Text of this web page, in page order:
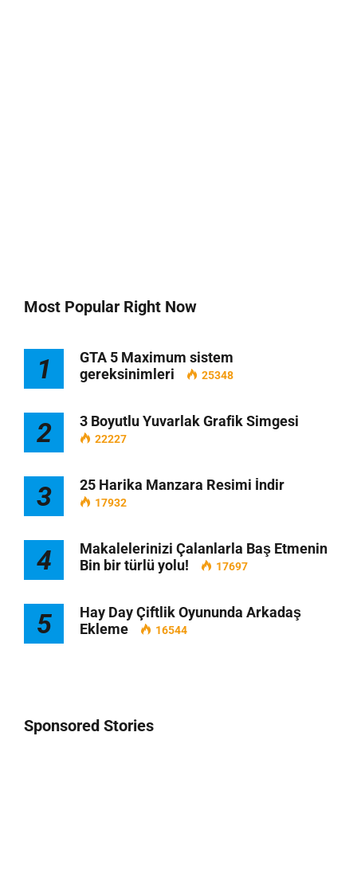
Most Popular Right Now
1
GTA 5 Maximum sistem
gereksinimleri
25348
2 3 Boyutlu Yuvarlak Grafik Simgesi
22227
3 25 Harika Manzara Resimi İndir
17932
4
Makalelerinizi Çalanlarla Baş Etmenin
Bin bir türlü yolu!
17697
5
Hay Day Çiftlik Oyununda Arkadaş
Ekleme
16544
Sponsored Stories